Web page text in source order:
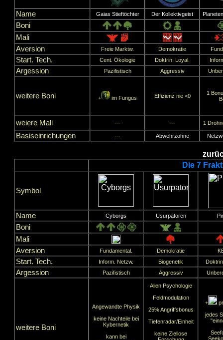
Name Gaias Stieftöchter Der Kollektivgeist
Boni
Mali
Aversion
Freie Marktw. Demokratie
Start. Tech. Cent. Ökologie Doktrin: Loyal.
Argession Pazifistisch Aggressiv
weitere Boni + im Fungus Effizienz nie <0
1
weiere Mali --- --- 1
Basiseinrichungen --- Abwehrzohne
Die 7
Symbol
Name Cyborgs Usurpatoren
Boni
Mali
Aversion
Fundamental. Demokratie
Start. Tech. Inform. Netzw. Biogenetik
Argession Pazifistisch Aggressiv
weitere Boni
Angewandte Physik
keine Nachteile bei
Kybernetik
kann bei
Alien Psychologie
Feldmodulation
25% Angriffsbonus
Tiefenradar/Einheit
keine Ziellose
+
jedes